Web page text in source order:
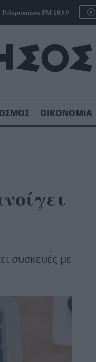
Peloponnisos FM 103.9
ΟΙΚΟΝΟΜΙΑ
συσκευές με